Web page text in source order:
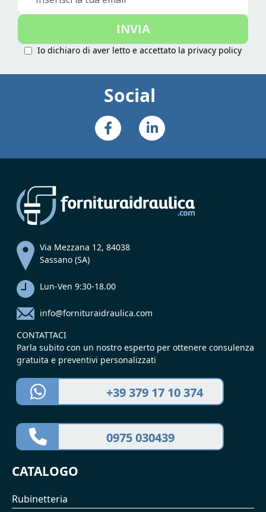
nostra
INVIA
Io dichiaro di aver letto e accettato la privacy policy
Social
Via Mezzana 12, 84038
Sassano (SA)
Lun-Ven 9:30-18.00
info@fornituraidraulica.com
CONTATTACI
Parla subito con un nostro esperto per ottenere consulenza
gratuita e preventivi personalizzati
+39 379 17 10 374
0975 030439
CATALOGO
Rubinetteria